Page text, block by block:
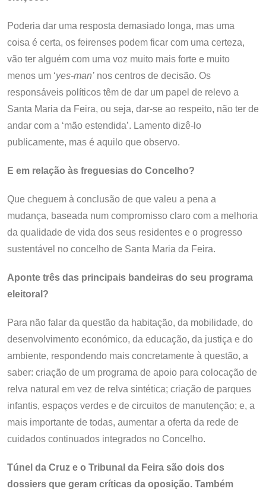
Poderia dar uma resposta demasiado longa, mas uma
coisa é certa, os feirenses podem ficar com uma certeza,
vão ter alguém com uma voz muito mais forte e muito
menos um ‘yes-man’ nos centros de decisão. Os
responsáveis políticos têm de dar um papel de relevo a
Santa Maria da Feira, ou seja, dar-se ao respeito, não ter de
andar com a ‘mão estendida’. Lamento dizê-lo
publicamente, mas é aquilo que observo.
E em relação às freguesias do Concelho?
Que cheguem à conclusão de que valeu a pena a
mudança, baseada num compromisso claro com a melhoria
da qualidade de vida dos seus residentes e o progresso
sustentável no concelho de Santa Maria da Feira.
Aponte três das principais bandeiras do seu programa
eleitoral?
Para não falar da questão da habitação, da mobilidade, do
desenvolvimento económico, da educação, da justiça e do
ambiente, respondendo mais concretamente à questão, a
saber: criação de um programa de apoio para colocação de
relva natural em vez de relva sintética; criação de parques
infantis, espaços verdes e de circuitos de manutenção; e, a
mais importante de todas, aumentar a oferta da rede de
cuidados continuados integrados no Concelho.
Túnel da Cruz e o Tribunal da Feira são dois dos
dossiers que geram críticas da oposição. Também